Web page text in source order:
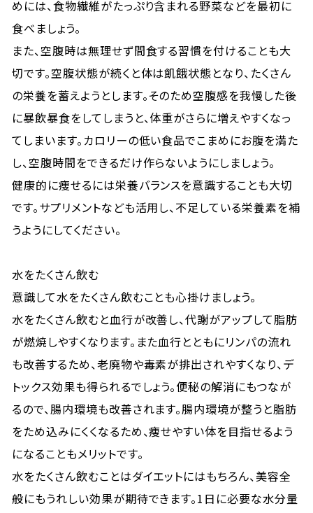
めには、食物繊維がたっぷり含まれる野菜などを最初に
食べましょう。
また、空腹時は無理せず間食する習慣を付けることも大
切です。空腹状態が続くと体は飢餓状態となり、たくさん
の栄養を蓄えようとします。そのため空腹感を我慢した後
に暴飲暴食をしてしまうと、体重がさらに増えやすくなっ
てしまいます。カロリーの低い食品でこまめにお腹を満た
し、空腹時間をできるだけ作らないようにしましょう。
健康的に痩せるには栄養バランスを意識することも大切
です。サプリメントなども活用し、不足している栄養素を補
うようにしてください。
水をたくさん飲む
意識して水をたくさん飲むことも心掛けましょう。
水をたくさん飲むと血行が改善し、代謝がアップして脂肪
が燃焼しやすくなります。また血行とともにリンパの流れ
も改善するため、老廃物や毒素が排出されやすくなり、デ
トックス効果も得られるでしょう。便秘の解消にもつなが
るので、腸内環境も改善されます。腸内環境が整うと脂肪
をため込みにくくなるため、痩せやすい体を目指せるよう
になることもメリットです。
水をたくさん飲むことはダイエットにはもちろん、美容全
般にもうれしい効果が期待できます。1日に必要な水分量